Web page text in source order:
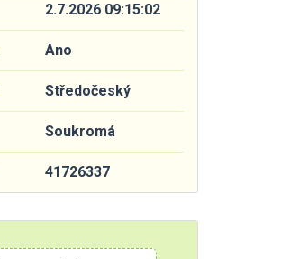
2.7.2026 09:15:02
Ano
Středočeský
Soukromá
41726337